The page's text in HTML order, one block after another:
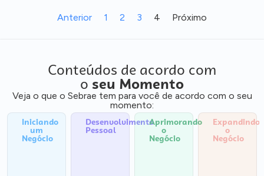
Anterior 1 2 3 4 Próximo
Conteúdos de acordo com
o seu Momento
Veja o que o Sebrae tem para você de acordo com o seu
momento:
Iniciando
um
Negócio
Desenvolvimento
Pessoal
Aprimorando
o
Negócio
Expandindo
o
Negócio